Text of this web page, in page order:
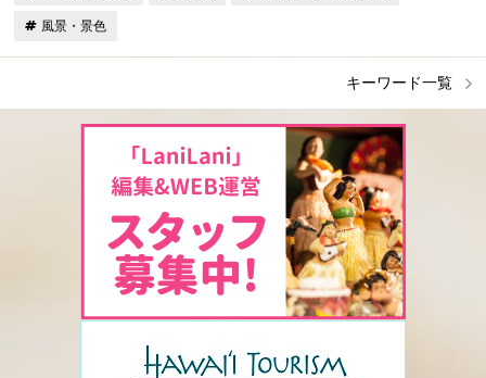
風景・景色
キーワード一覧